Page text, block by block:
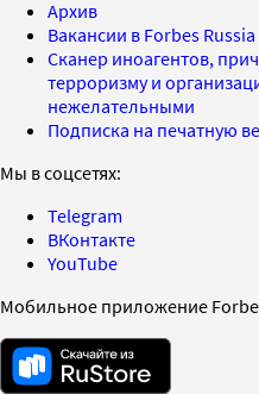
Архив
Вакансии в Forbes Russia
Сканер иноагентов,
терроризму и
нежелательными
Подписка на печатную
Мы в соцсетях:
Telegram
ВКонтакте
YouTube
Мобильное приложение